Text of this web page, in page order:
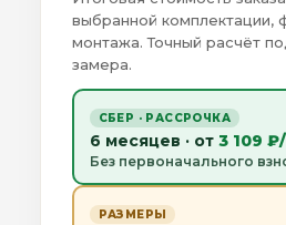
выбранной комплектации,
монтажа. Точный расчёт
замера.
СБЕР · РАССРОЧКА
6 месяцев · от 3 109
Без первоначального
РАЗМЕРЫ